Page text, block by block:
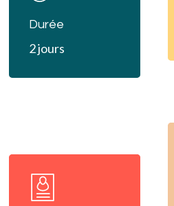
Durée
2 jours
more